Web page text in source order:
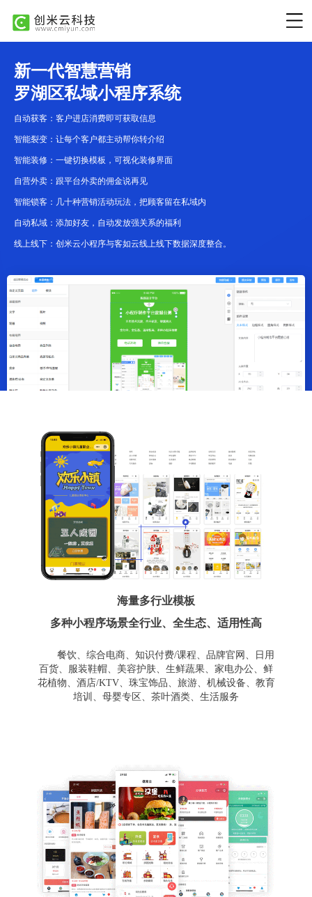
新一代智慧营销
罗湖区私域小程序系统
自动获客：客户进店消费即可获取信息
智能裂变：让每个客户都主动帮你转介绍
智能装修：一键切换模板，可视化装修界面
自营外卖：跟平台外卖的佣金说再见
智能锁客：几十种营销活动玩法，把顾客留在私域内
自动私域：添加好友，自动发放强关系的福利
线上线下：创米云小程序与客如云线上线下数据深度整合。
海量多行业模板
多种小程序场景全行业、全生态、适用性高
餐饮、综合电商、知识付费/课程、品牌官网、日用
百货、服装鞋帽、美容护肤、生鲜蔬果、家电办公、鲜
花植物、酒店/KTV、珠宝饰品、旅游、机械设备、教育
培训、母婴专区、茶叶酒类、生活服务